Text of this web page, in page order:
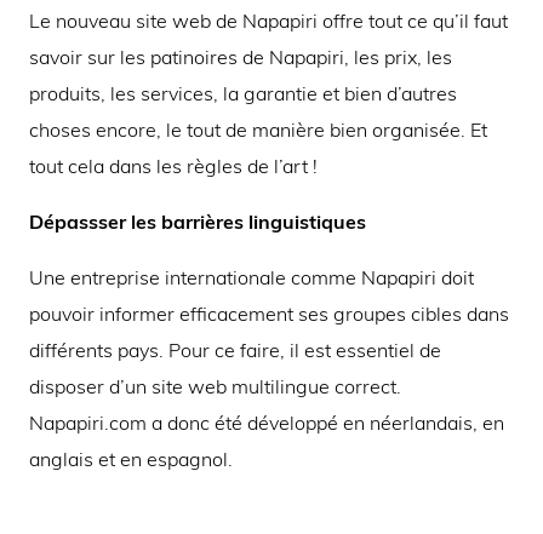
Le nouveau site web de Napapiri offre tout ce qu’il faut
savoir sur les patinoires de Napapiri, les prix, les
produits, les services, la garantie et bien d’autres
choses encore, le tout de manière bien organisée. Et
tout cela dans les règles de l’art !
Dépassser les barrières linguistiques
Une entreprise internationale comme Napapiri doit
pouvoir informer efficacement ses groupes cibles dans
différents pays. Pour ce faire, il est essentiel de
disposer d’un site web multilingue correct.
Napapiri.com a donc été développé en néerlandais, en
anglais et en espagnol.